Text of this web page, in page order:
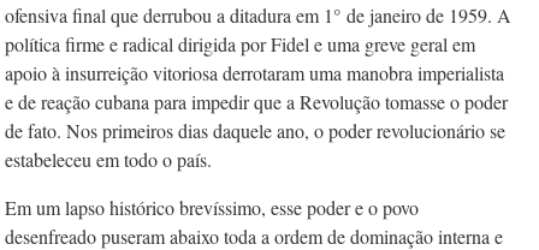
ofensiva final que derrubou a ditadura em 1° de janeiro de 1959. A
política firme e radical dirigida por Fidel e uma greve geral em
apoio à insurreição vitoriosa derrotaram uma manobra imperialista
e de reação cubana para impedir que a Revolução tomasse o poder
de fato. Nos primeiros dias daquele ano, o poder revolucionário se
estabeleceu em todo o país.
Em um lapso histórico brevíssimo, esse poder e o povo
desenfreado puseram abaixo toda a ordem de dominação interna e